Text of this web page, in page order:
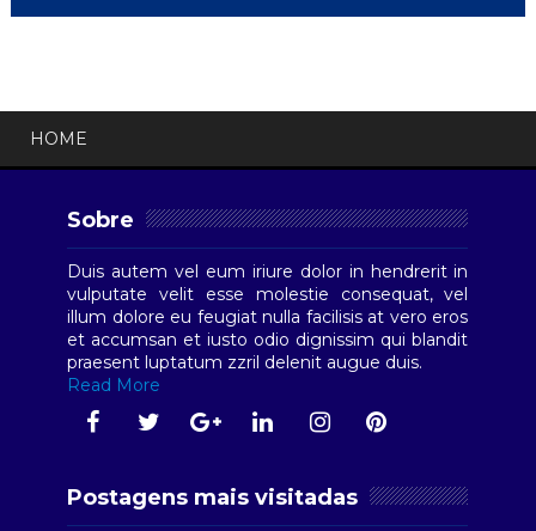
HOME
Sobre
Duis autem vel eum iriure dolor in hendrerit in
vulputate velit esse molestie consequat, vel
illum dolore eu feugiat nulla facilisis at vero eros
et accumsan et iusto odio dignissim qui blandit
praesent luptatum zzril delenit augue duis.
Read More
Postagens mais visitadas